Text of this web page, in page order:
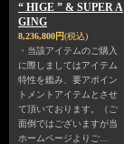
“ HIGE ” & SUPER A
GING
8,236,800円(税込)
・当該アイテムのご購入
に際しましてはアイテム
特性を鑑み、要アポイン
トメントアイテムとさせ
て頂いております。（ご
面倒ではございますが当
ホームページよりご…